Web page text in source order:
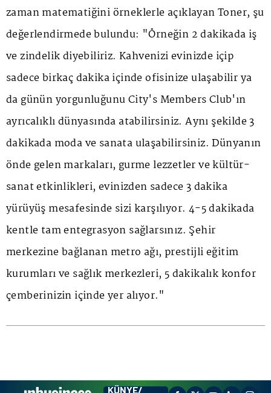
zaman matematiğini örneklerle açıklayan Toner, şu
değerlendirmede bulundu: "Örneğin 2 dakikada iş
ve zindelik diyebiliriz. Kahvenizi evinizde içip
sadece birkaç dakika içinde ofisinize ulaşabilir ya
da günün yorgunluğunu City's Members Club'ın
ayrıcalıklı dünyasında atabilirsiniz. Aynı şekilde 3
dakikada moda ve sanata ulaşabilirsiniz. Dünyanın
önde gelen markaları, gurme lezzetler ve kültür-
sanat etkinlikleri, evinizden sadece 3 dakika
yürüyüş mesafesinde sizi karşılıyor. 4-5 dakikada
kentle tam entegrasyon sağlarsınız. Şehir
merkezine bağlanan metro ağı, prestijli eğitim
kurumları ve sağlık merkezleri, 5 dakikalık konfor
çemberinizin içinde yer alıyor."
KÜNYE/